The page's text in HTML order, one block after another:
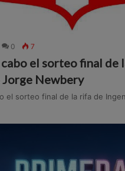
0 7
cabo el sorteo final de
Newbery
el sorteo final de la rifa de